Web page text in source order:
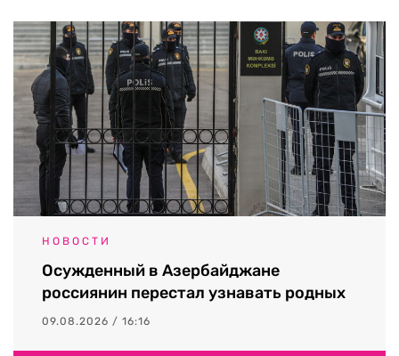
НОВОСТИ
Осужденный в Азербайджане
россиянин перестал узнавать родных
09.08.2026 / 16:16